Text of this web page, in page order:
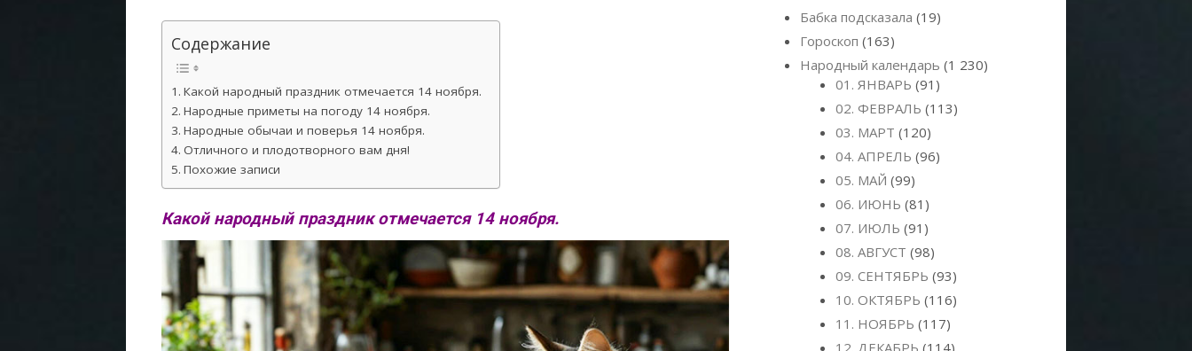
Содержание
Какой народный праздник отмечается 14 ноября.
Народные приметы на погоду 14 ноября.
Народные обычаи и поверья 14 ноября.
Отличного и плодотворного вам дня!
Похожие записи
Какой народный праздник отмечается 14 ноября.
Бабка подсказала (19)
Гороскоп (163)
Народный календарь (1 230)
01. ЯНВАРЬ (91)
02. ФЕВРАЛЬ (113)
03. МАРТ (120)
04. АПРЕЛЬ (96)
05. МАЙ (99)
06. ИЮНЬ (81)
07. ИЮЛЬ (91)
08. АВГУСТ (98)
09. СЕНТЯБРЬ (93)
10. ОКТЯБРЬ (116)
11. НОЯБРЬ (117)
12. ДЕКАБРЬ (114)